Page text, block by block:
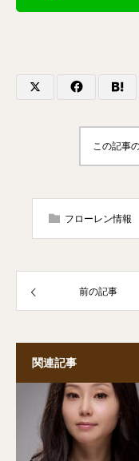
この記事
フローレン情報
前の記事
関連記事